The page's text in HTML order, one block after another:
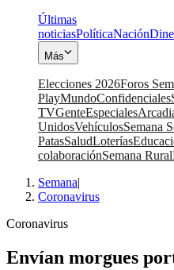
Últimas
noticiasPolíticaNación
Más
Elecciones 2026Foros
PlayMundoConfidenciales
TVGenteEspeciales
UnidosVehículosSemana
PatasSaludLoterías
colaboraciónSemana Rural
Semana|
Coronavirus
Coronavirus
Envían morgues